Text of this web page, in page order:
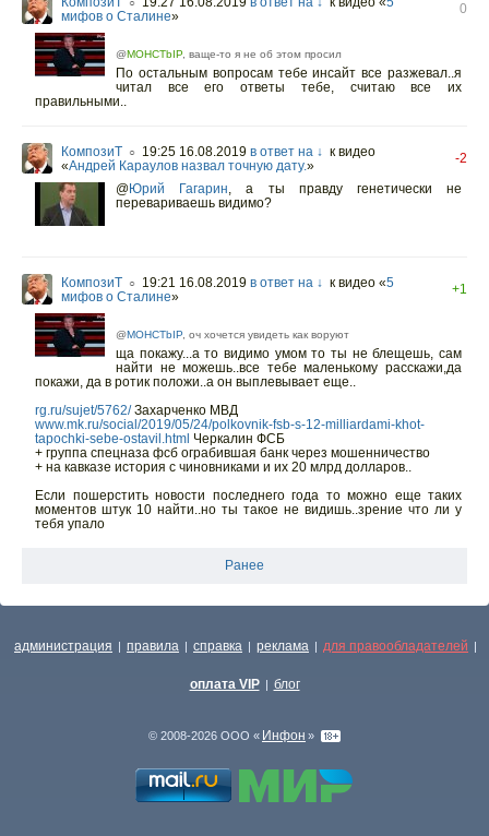
○
мифов о Сталине» 0
@MOHCTbIP, ваще-то я не об этом просил
По остальным вопросам тебе инсайт все разжевал..я
читал все его ответы тебе, считаю все их
правильными..
КомпозиТ ○ 19:25 16.08.2019 в ответ на ↓ к видео
«Андрей Караулов назвал точную дату.»
-2
@Юрий Гагарин, а ты правду генетически не
перевариваешь видимо?
КомпозиТ ○ 19:21 16.08.2019 в ответ на ↓ к видео «5
мифов о Сталине» +1
@MOHCTbIP , оч хочется увидеть как воруют
ща покажу...а то видимо умом то ты не блещешь, сам
найти не можешь..все тебе маленькому расскажи,да
покажи, да в ротик положи..а он выплевывает еще..
rg.ru/sujet/5762/Захарченко МВД
www.mk.ru/social/2019/05/24/polkovnik-fsb-s-12-milliardami-khot-
tapochki-sebe-ostavil.html Черкалин ФСБ
+ группа спецназа фсб ограбившая банк через мошенничество
+ на кавказе история с чиновниками и их 20 млрд долларов..
Если пошерстить новости последнего года то можно еще таких
моментов штук 10 найти..но ты такое не видишь..зрение что ли у
тебя упало
Ранее
администрация | правила | справка | реклама | для правообладателей |
оплата VIP | блог
© 2008-2026 ООО « Инфон »